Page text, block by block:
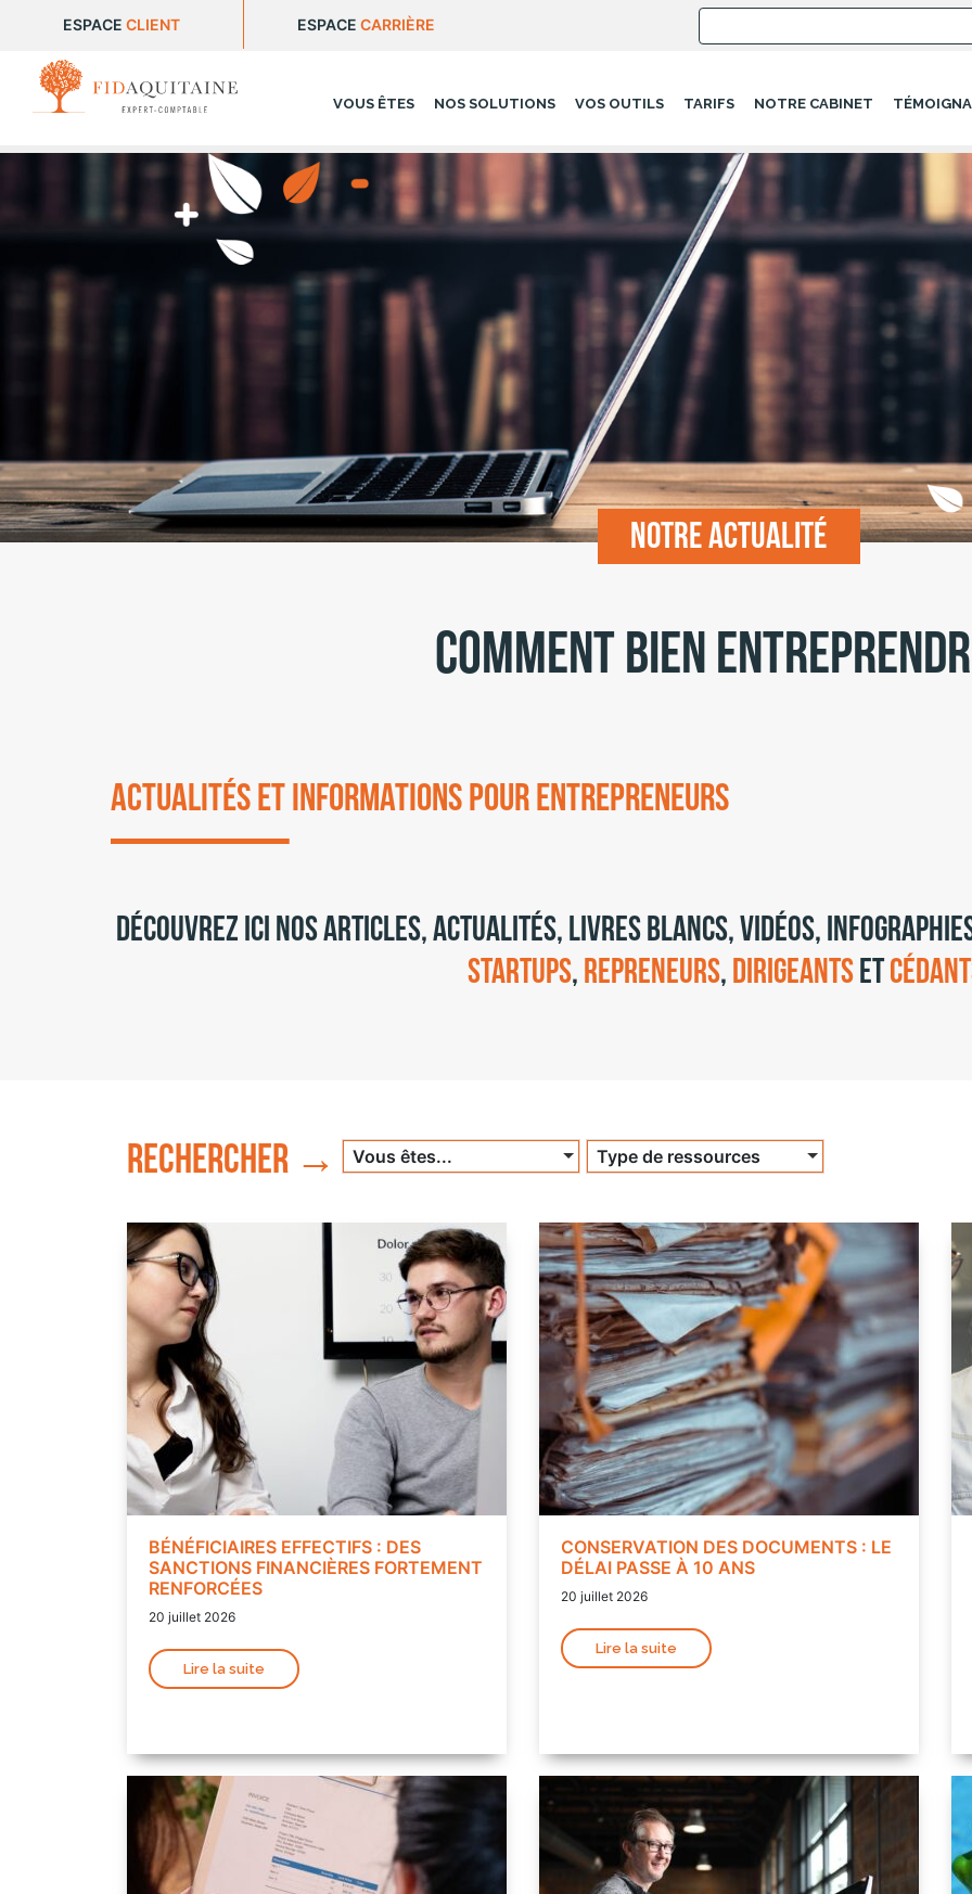
ESPACE CLIENT ESPACE CARRIÈRE
VOUS ÊTES NOS SOLUTIONS VOS OUTILS TARIFS NOTRE CABINET
Notre actualité
Comment bien
Actualités et informations pour entrepreneurs
Découvrez ici nos articles, actualités, livres blancs, vidéos,
startups,repreneurs,dirigeantset
Rechercher → Vous êtes... Type de ressources
BÉNÉFICIAIRES EFFECTIFS : DES
SANCTIONS FINANCIÈRES FORTEMENT
RENFORCÉES
20 juillet 2026
Lire la suite
CONSERVATION DES DOCUMENTS : LE
DÉLAI PASSE À 10 ANS
20 juillet 2026
Lire la suite